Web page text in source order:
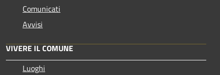
Comunicati
Avvisi
VIVERE IL COMUNE
Luoghi